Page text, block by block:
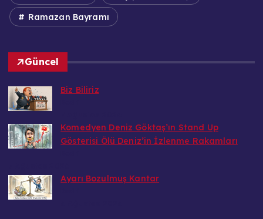
Ramazan Bayramı
Güncel
Biz Biliriz
Komedyen Deniz Göktaş’ın Stand Up
Gösterisi Ölü Deniz’in İzlenme Rakamları
Ayarı Bozulmuş Kantar